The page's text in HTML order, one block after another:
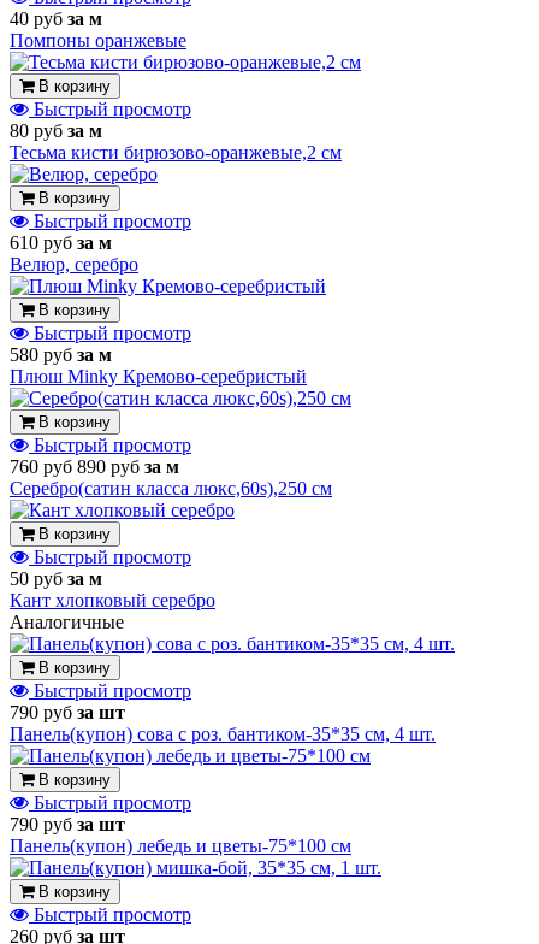
40 руб за м
Помпоны оранжевые
В корзину
Быстрый просмотр
80 руб за м
Тесьма кисти бирюзово-оранжевые,2 см
В корзину
Быстрый просмотр
610 руб за м
Велюр, серебро
В корзину
Быстрый просмотр
580 руб за м
Плюш Minky Кремово-серебристый
В корзину
Быстрый просмотр
760 руб 890 руб за м
Серебро(сатин класса люкс,60s),250 см
В корзину
Быстрый просмотр
50 руб за м
Кант хлопковый серебро
Аналогичные
В корзину
Быстрый просмотр
790 руб за шт
Панель(купон) сова с роз. бантиком-35*35 см, 4 шт.
В корзину
Быстрый просмотр
790 руб за шт
Панель(купон) лебедь и цветы-75*100 см
В корзину
Быстрый просмотр
260 руб за шт